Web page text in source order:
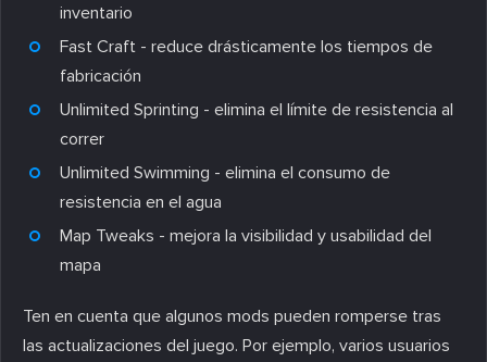
inventario
Fast Craft - reduce drásticamente los tiempos de
fabricación
Unlimited Sprinting - elimina el límite de resistencia al
correr
Unlimited Swimming - elimina el consumo de
resistencia en el agua
Map Tweaks - mejora la visibilidad y usabilidad del
mapa
Ten en cuenta que algunos mods pueden romperse tras
las actualizaciones del juego. Por ejemplo, varios usuarios